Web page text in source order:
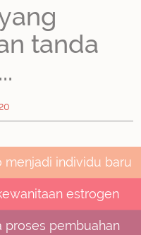
tanda
individu baru
estrogen
pembuahan